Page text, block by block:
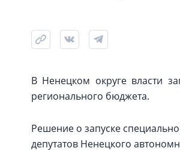
В Ненецком округе власти
регионального бюджета.
Решение о запуске
депутатов Ненецкого